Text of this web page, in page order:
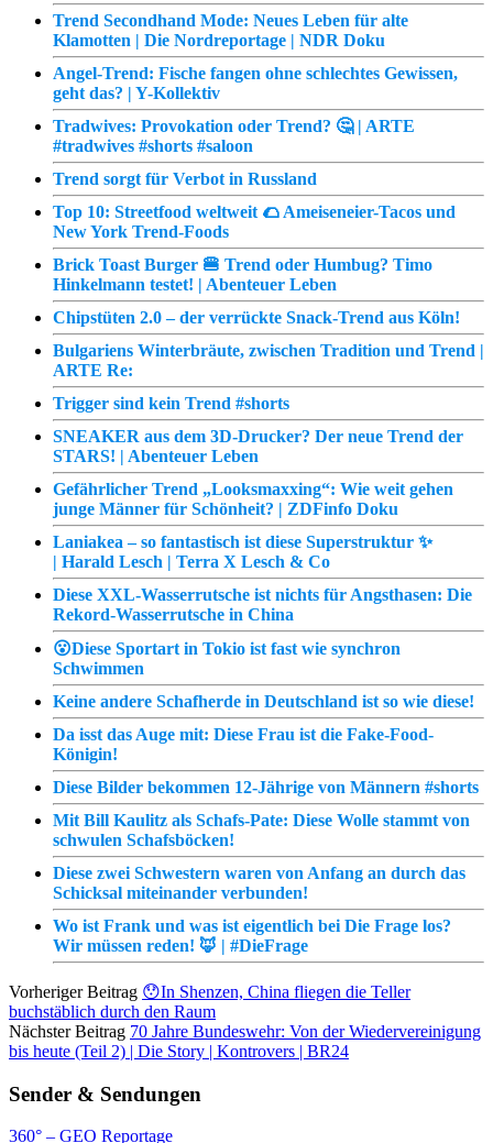
Trend Secondhand Mode: Neues Leben für alte
Klamotten | Die Nordreportage | NDR Doku
Angel-Trend: Fische fangen ohne schlechtes Gewissen,
geht das? | Y-Kollektiv
Tradwives: Provokation oder Trend? 🤔 | ARTE
#tradwives #shorts #saloon
Trend sorgt für Verbot in Russland
Top 10: Streetfood weltweit 🌮 Ameiseneier-Tacos und
New York Trend-Foods
Brick Toast Burger 🍔 Trend oder Humbug? Timo
Hinkelmann testet! | Abenteuer Leben
Chipstüten 2.0 – der verrückte Snack-Trend aus Köln!
Bulgariens Winterbräute, zwischen Tradition und Trend |
ARTE Re:
Trigger sind kein Trend #shorts
SNEAKER aus dem 3D-Drucker? Der neue Trend der
STARS! | Abenteuer Leben
Gefährlicher Trend „Looksmaxxing“: Wie weit gehen
junge Männer für Schönheit? | ZDFinfo Doku
Laniakea – so fantastisch ist diese Superstruktur ✨
| Harald Lesch | Terra X Lesch & Co
Diese XXL-Wasserrutsche ist nichts für Angsthasen: Die
Rekord-Wasserrutsche in China
😮Diese Sportart in Tokio ist fast wie synchron
Schwimmen
Keine andere Schafherde in Deutschland ist so wie diese!
Da isst das Auge mit: Diese Frau ist die Fake-Food-
Königin!
Diese Bilder bekommen 12-Jährige von Männern #shorts
Mit Bill Kaulitz als Schafs-Pate: Diese Wolle stammt von
schwulen Schafsböcken!
Diese zwei Schwestern waren von Anfang an durch das
Schicksal miteinander verbunden!
Wo ist Frank und was ist eigentlich bei Die Frage los?
Wir müssen reden! 🦊 | #DieFrage
Vorheriger Beitrag 😯In Shenzen, China fliegen die Teller
buchstäblich durch den Raum
Nächster Beitrag 70 Jahre Bundeswehr: Von der Wiedervereinigung
bis heute (Teil 2) | Die Story | Kontrovers | BR24
Sender & Sendungen
360° – GEO Reportage